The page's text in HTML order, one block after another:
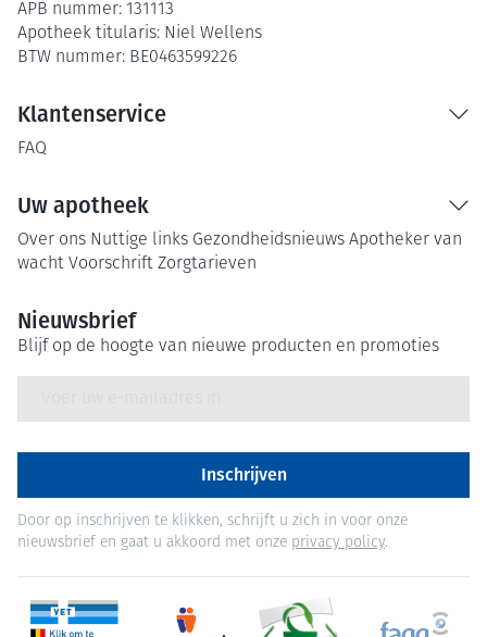
APB nummer: 131113
Apotheek titularis: Niel Wellens
BTW nummer: BE0463599226
Klantenservice
FAQ
Uw apotheek
Over ons Nuttige links Gezondheidsnieuws Apotheker van
wacht Voorschrift Zorgtarieven
Nieuwsbrief
Blijf op de hoogte van nieuwe producten en promoties
Inschrijven
Door op inschrijven te klikken, schrijft u zich in voor onze
nieuwsbrief en gaat u akkoord met onze privacy policy.